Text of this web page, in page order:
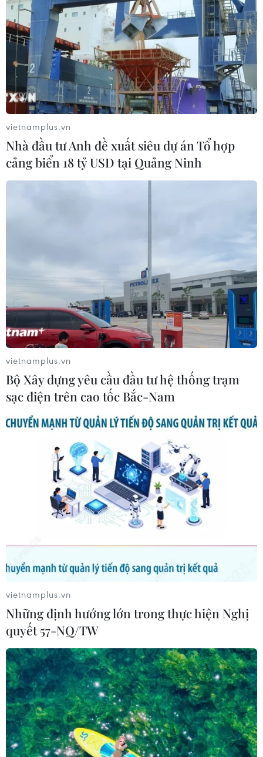
Thiếu tướng Igor Konashenkov ngày 19/11 cho biết: “Các
đơn vị cảnh sát quân sự Nga bổ sung đang được triển
khai để bình thường hóa tình hình dọc khu vực biên giới
vietnamplus.vn
Nhà đầu tư Anh đề xuất siêu dự án Tổ hợp
cảng biển 18 tỷ USD tại Quảng Ninh
vietnamplus.vn
Bộ Xây dựng yêu cầu đầu tư hệ thống trạm
sạc điện trên cao tốc Bắc-Nam
vietnamplus.vn
Những định hướng lớn trong thực hiện Nghị
quyết 57-NQ/TW